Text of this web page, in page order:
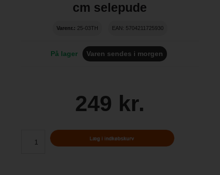
cm selepude
Varenr.: 25-03TH EAN: 5704211725930
På lager Varen sendes i morgen
249 kr.